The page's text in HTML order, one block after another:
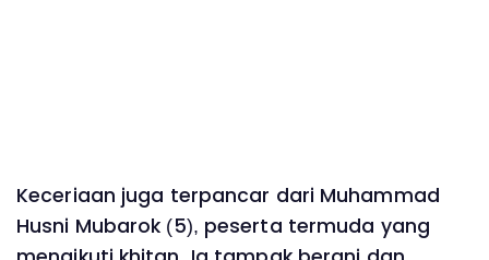
Keceriaan juga terpancar dari Muhammad
Husni Mubarok (5), peserta termuda yang